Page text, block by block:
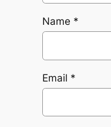
Name *
Email *